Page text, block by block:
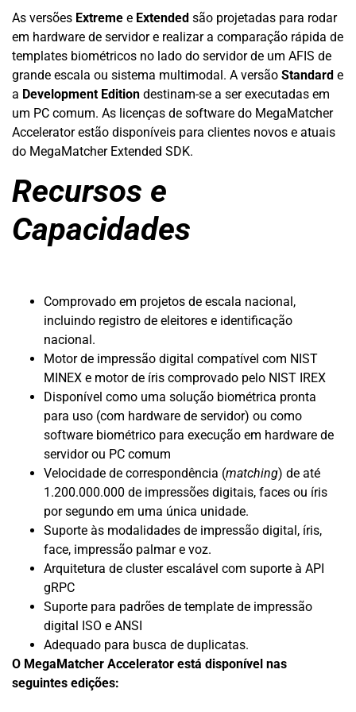
As versões Extreme e Extended são projetadas para rodar
em hardware de servidor e realizar a comparação rápida de
templates biométricos no lado do servidor de um AFIS de
grande escala ou sistema multimodal. A versão Standard e
a Development Edition destinam-se a ser executadas em
um PC comum. As licenças de software do MegaMatcher
Accelerator estão disponíveis para clientes novos e atuais
do MegaMatcher Extended SDK.
Recursos e
Capacidades
Comprovado em projetos de escala nacional,
incluindo registro de eleitores e identificação
nacional.
Motor de impressão digital compatível com NIST
MINEX e motor de íris comprovado pelo NIST IREX
Disponível como uma solução biométrica pronta
para uso (com hardware de servidor) ou como
software biométrico para execução em hardware de
servidor ou PC comum
Velocidade de correspondência (matching) de até
1.200.000.000 de impressões digitais, faces ou íris
por segundo em uma única unidade.
Suporte às modalidades de impressão digital, íris,
face, impressão palmar e voz.
Arquitetura de cluster escalável com suporte à API
gRPC
Suporte para padrões de template de impressão
digital ISO e ANSI
Adequado para busca de duplicatas.
O MegaMatcher Accelerator está disponível nas
seguintes edições: